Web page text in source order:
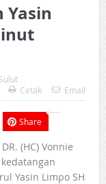
Yasin
_Sulut
Cetak Email
Share
(HC) Vonnie
Yasin Limpo SH